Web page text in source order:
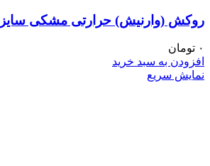
روکش (وارنیش) حرارتی مشکی سایز 1mm – یک متر
۰ تومان
افزودن به سبد خرید
نمایش سریع